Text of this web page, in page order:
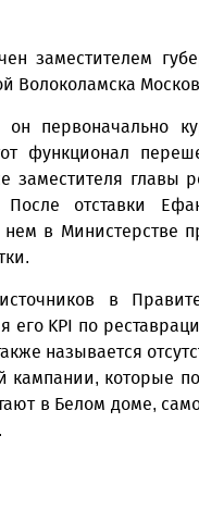
заместителем
Волоколамска
он первоначально
функционал
заместителя главы
После отставки
в Министерстве
в
его KPI по
называется
кампании, которые
в Белом доме,